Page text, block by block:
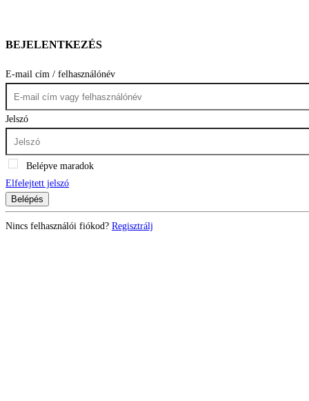
BEJELENTKEZÉS
E-mail cím / felhasználónév
Jelszó
Belépve maradok
Elfelejtett jelszó
Belépés
Nincs felhasználói fiókod? Regisztrálj